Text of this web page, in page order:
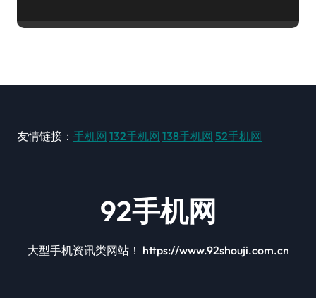
友情链接： 手机网 132手机网 138手机网 52手机网
92手机网
大型手机资讯类网站！ https://www.92shouji.com.cn